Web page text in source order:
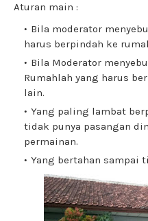
Aturan main :
Bila moderator
harus berpindah ke
Bila Moderator
Rumahlah yang harus
lain.
Yang paling lambat
tidak punya pasangan
permainan.
Yang bertahan sampai